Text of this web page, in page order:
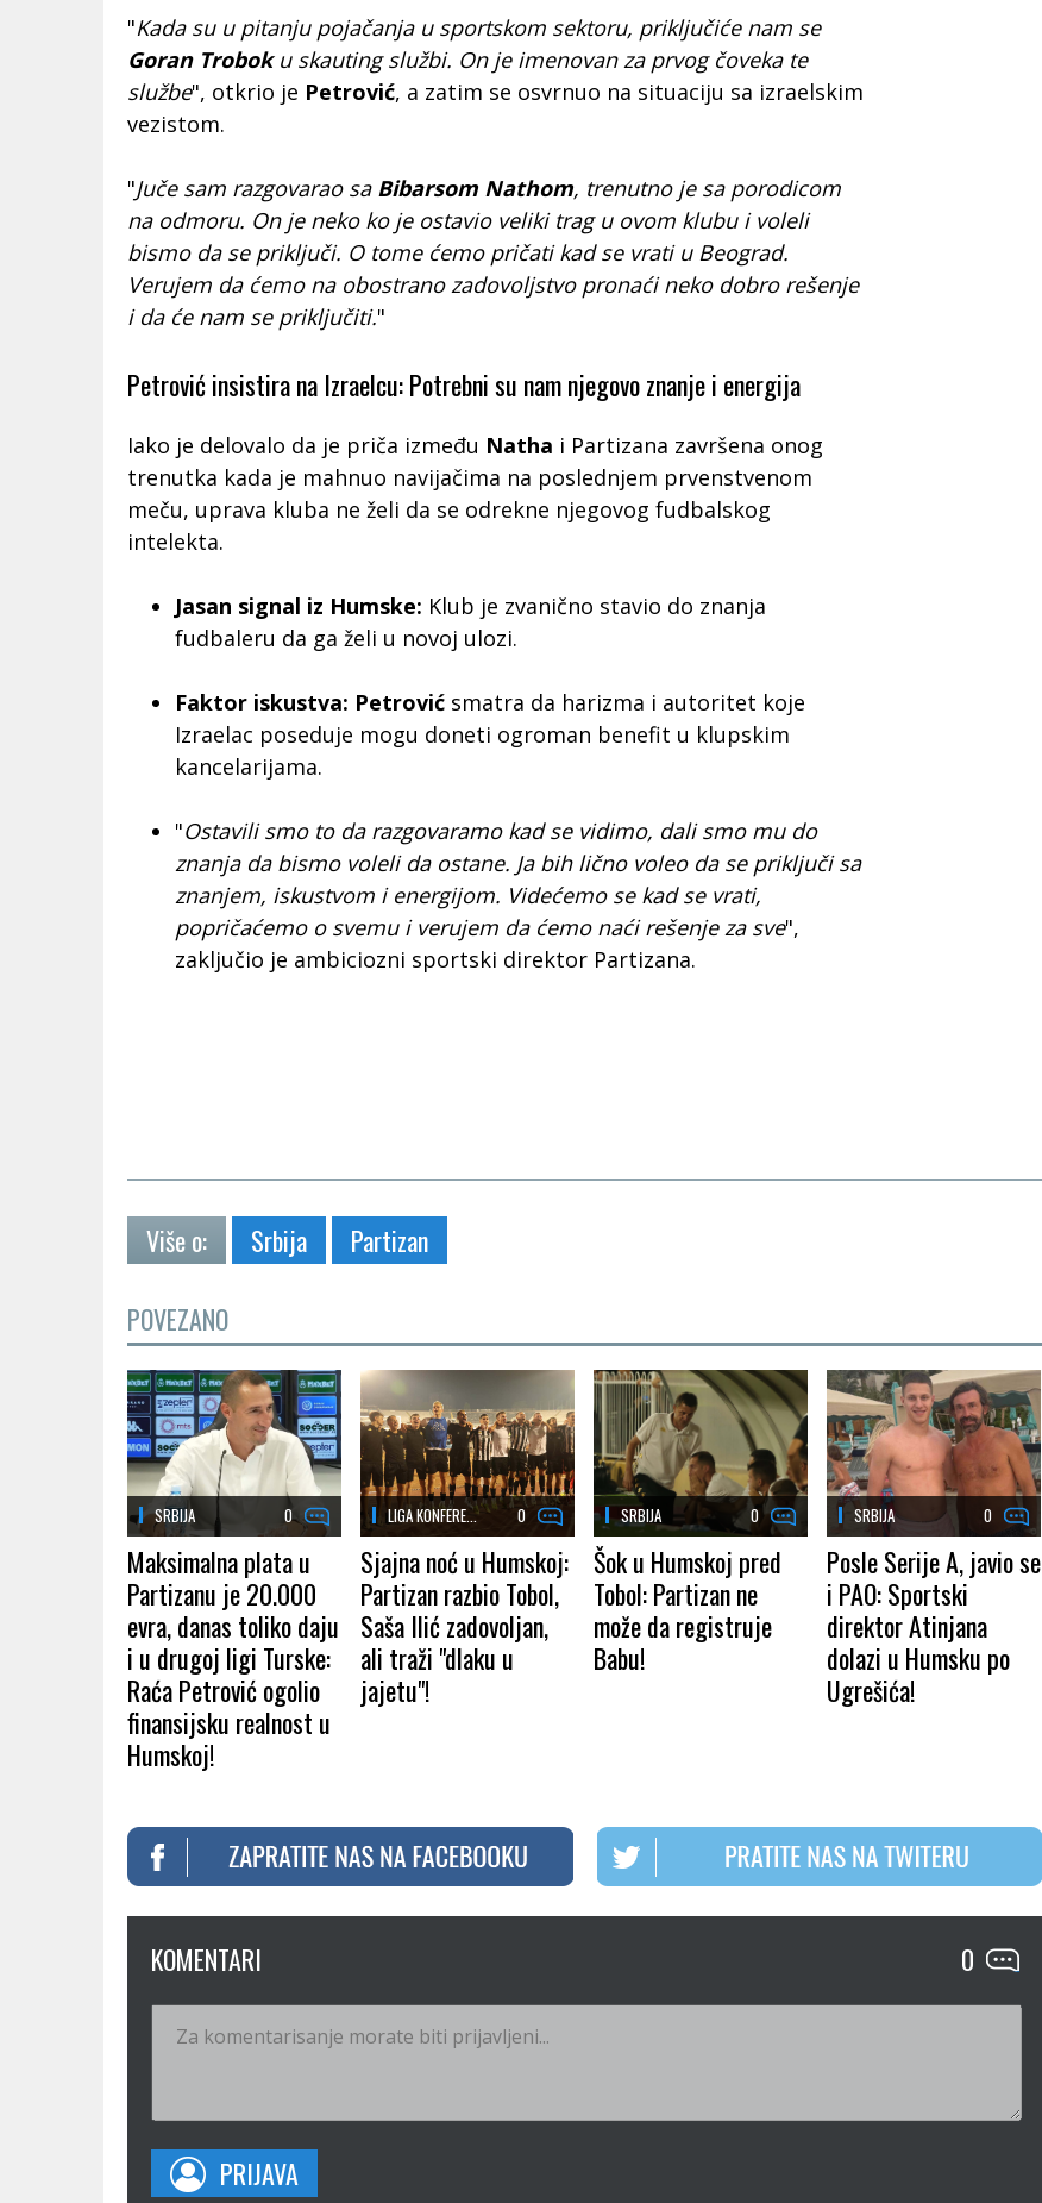
"Kada su u pitanju pojačanja u sportskom sektoru, priključiće nam se
Goran Troboku skauting službi. On je imenovan za prvog čoveka te
službe", otkrio je Petrović, a zatim se osvrnuo na situaciju sa izraelskim
vezistom.
"Juče sam razgovarao sa Bibarsom Nathom, trenutno je sa porodicom
na odmoru. On je neko ko je ostavio veliki trag u ovom klubu i voleli
bismo da se priključi. O tome ćemo pričati kad se vrati u Beograd.
Verujem da ćemo na obostrano zadovoljstvo pronaći neko dobro rešenje
i da će nam se priključiti."
Petrović insistira na Izraelcu: Potrebni su nam njegovo znanje i energija
Iako je delovalo da je priča između Natha i Partizana završena onog
trenutka kada je mahnuo navijačima na poslednjem prvenstvenom
meču, uprava kluba ne želi da se odrekne njegovog fudbalskog
intelekta.
Jasan signal iz Humske: Klub je zvanično stavio do znanja
fudbaleru da ga želi u novoj ulozi.
Faktor iskustva: Petrović smatra da harizma i autoritet koje
Izraelac poseduje mogu doneti ogroman benefit u klupskim
kancelarijama.
"Ostavili smo to da razgovaramo kad se vidimo, dali smo mu do
znanja da bismo voleli da ostane. Ja bih lično voleo da se priključi sa
znanjem, iskustvom i energijom. Videćemo se kad se vrati,
popričaćemo o svemu i verujem da ćemo naći rešenje za sve",
zaključio je ambiciozni sportski direktor Partizana.
Više o: Srbija Partizan
POVEZANO
SRBIJA 0
Maksimalna plata u
Partizanu je 20.000
evra, danas toliko daju
i u drugoj ligi Turske:
Raća Petrović ogolio
finansijsku realnost u
Humskoj!
LIGA KONFERE... 0
Sjajna noć u Humskoj:
Partizan razbio Tobol,
Saša Ilić zadovoljan,
ali traži "dlaku u
jajetu"!
SRBIJA 0
Šok u Humskoj pred
Tobol: Partizan ne
može da registruje
Babu!
SRBIJA 0
Posle Serije A, javio se
i PAO: Sportski
direktor Atinjana
dolazi u Humsku po
Ugrešića!
KOMENTARI 0
PRIJAVA